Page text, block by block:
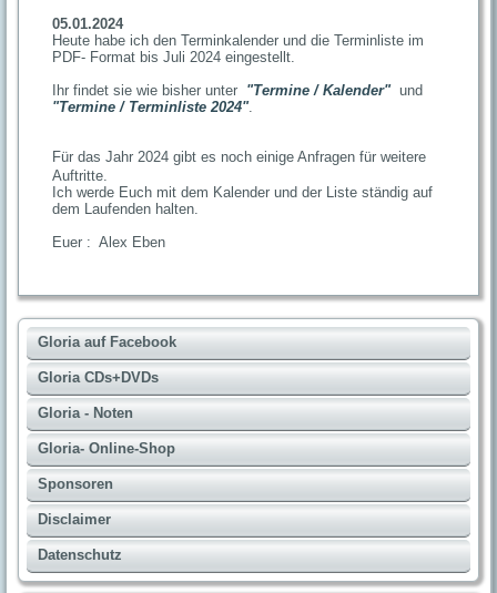
05.01.2024
Heute habe ich den Terminkalender und die Terminliste im
PDF- Format bis Juli 2024 eingestellt.
Ihr findet sie wie bisher unter "Termine / Kalender"und
"Termine / Terminliste 2024".
Für das Jahr 2024 gibt es noch einige Anfragen für weitere
Auftritte.
Ich werde Euch mit dem Kalender und der Liste ständig auf
dem Laufenden halten.
Euer : Alex Eben
Gloria auf Facebook
Gloria CDs+DVDs
Gloria - Noten
Gloria- Online-Shop
Sponsoren
Disclaimer
Datenschutz